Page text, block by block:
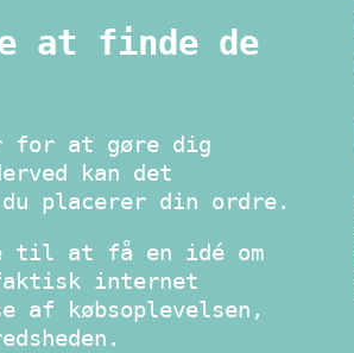
at finde de
for at gøre dig
kan det
placerer din ordre.
til at få en idé om
internet
af købsoplevelsen,